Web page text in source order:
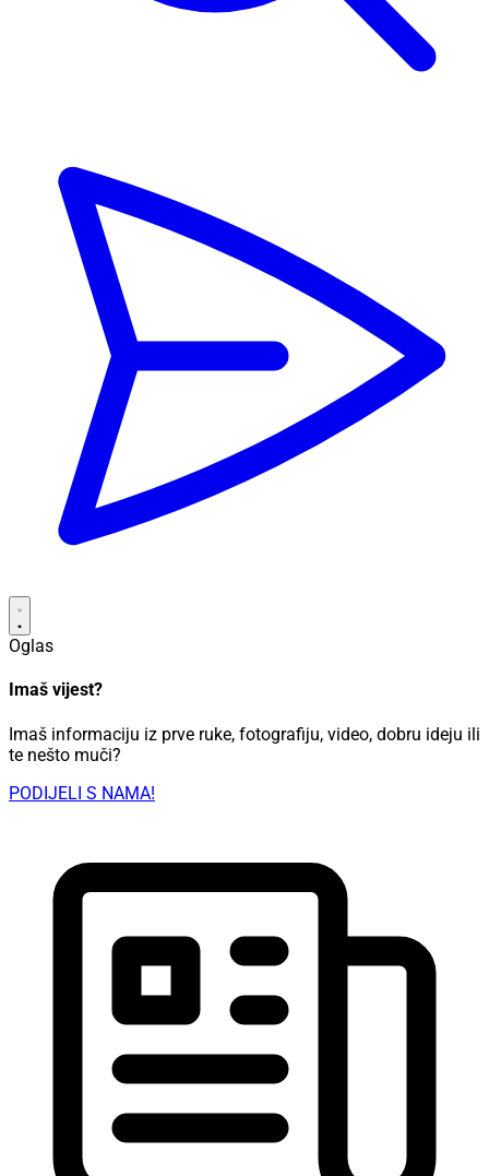
Oglas
Imaš vijest?
Imaš informaciju iz prve ruke, fotografiju, video, dobru ideju ili
te nešto muči?
PODIJELI S NAMA!